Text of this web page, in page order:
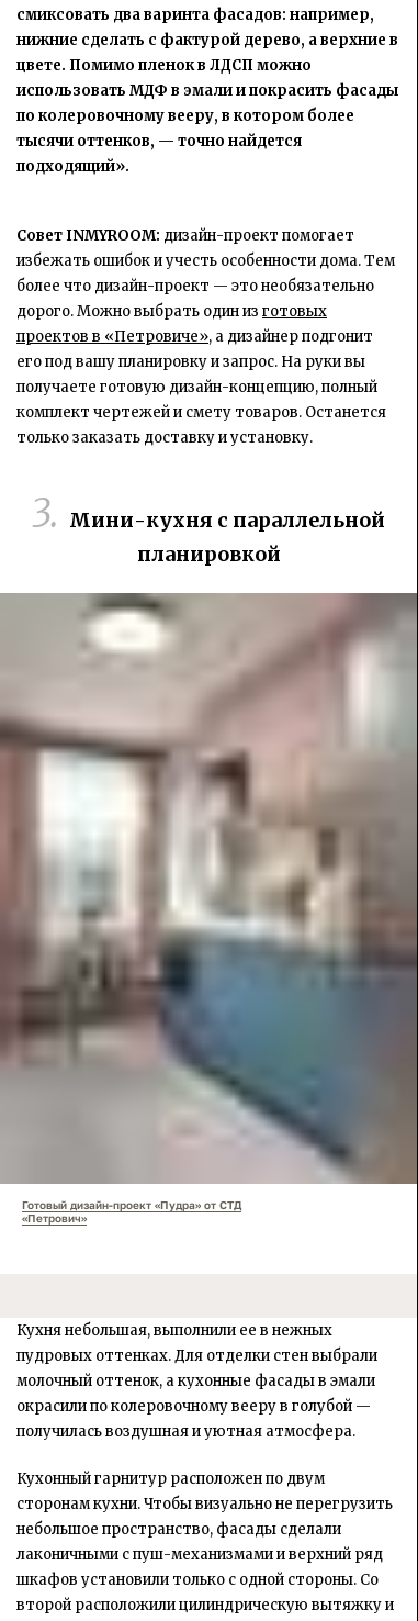
смиксовать два варинта фасадов: например,
нижние сделать с фактурой дерево, а верхние в
цвете. Помимо пленок в ЛДСП можно
использовать МДФ в эмали и покрасить фасады
по колеровочному вееру, в котором более
тысячи оттенков, — точно найдется
подходящий».
Совет INMYROOM: дизайн-проект помогает
избежать ошибок и учесть особенности дома. Тем
более что дизайн-проект — это необязательно
дорого. Можно выбрать один из готовых
проектов в «Петровиче», а дизайнер подгонит
его под вашу планировку и запрос. На руки вы
получаете готовую дизайн-концепцию, полный
комплект чертежей и смету товаров. Останется
только заказать доставку и установку.
Мини-кухня с параллельной
планировкой
Готовый дизайн-проект «Пудра» от СТД
«Петрович»
Кухня небольшая, выполнили ее в нежных
пудровых оттенках. Для отделки стен выбрали
молочный оттенок, а кухонные фасады в эмали
окрасили по колеровочному вееру в голубой —
получилась воздушная и уютная атмосфера.
Кухонный гарнитур расположен по двум
сторонам кухни. Чтобы визуально не перегрузить
небольшое пространство, фасады сделали
лаконичными с пуш-механизмами и верхний ряд
шкафов установили только с одной стороны. Со
второй расположили цилиндрическую вытяжку и